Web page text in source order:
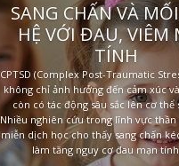
SANG CHẤN VÀ
HỆ VỚI ĐAU, VIÊM
TÍNH
CPTSD (Complex Post-Traumatic
không chỉ ảnh hưởng đến cảm xúc
còn có tác động sâu sắc lên cơ thể
Nhiều nghiên cứu trong lĩnh vực thần
miễn dịch học cho thấy sang chấn
làm tăng nguy cơ đau mạn